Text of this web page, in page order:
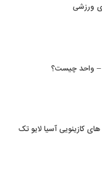
ورزشی
– واحد چیست؟
کازینویی آسیا لایو تک